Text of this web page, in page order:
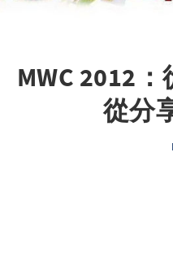
MWC 2012
從分